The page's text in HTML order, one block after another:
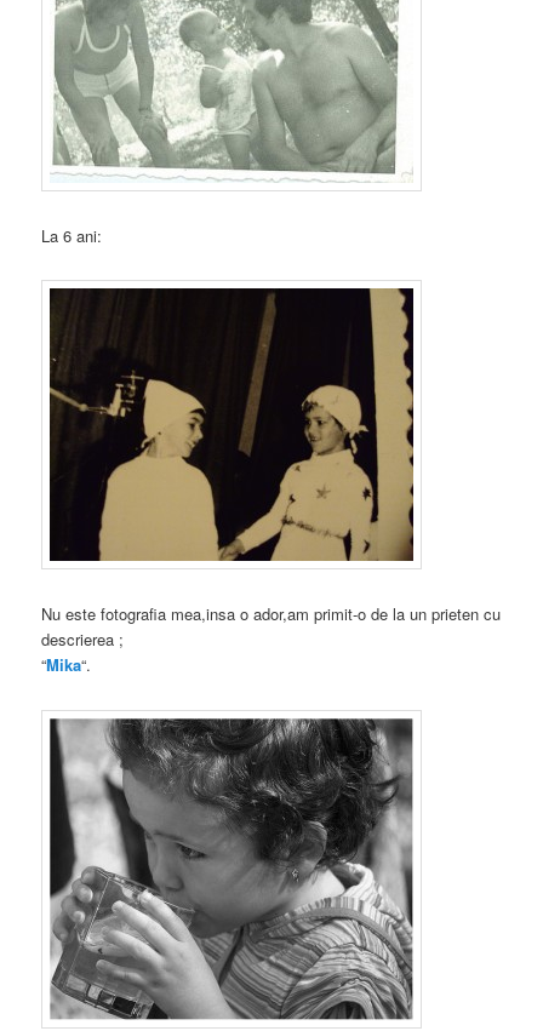
La 6 ani:
Nu este fotografia mea,insa o ador,am primit-o de la un prieten cu
descrierea ;
“Mika“.